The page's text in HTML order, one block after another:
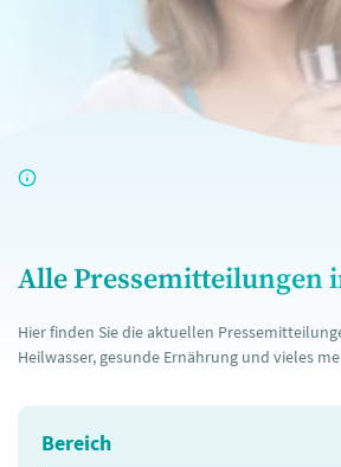
Alle Pressemitteilungen
Hier finden Sie die aktuellen
Heilwasser, gesunde Ernährung und vieles
Bereich